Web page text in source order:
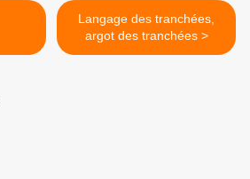
Langage des tranchées,
argot des tranchées >